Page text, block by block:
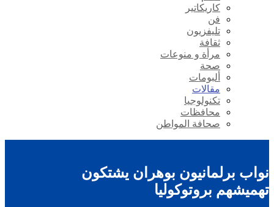
كاريكاتير
فن
تليفزيون
ثقافة
مرأة و منوعات
صحة
ألبومات
مقالات
تكنولوجيا
محافظات
صحافة المواطن
نواب برلمانيون بوهران يشتكون
تهميشهم بروتوكوليا